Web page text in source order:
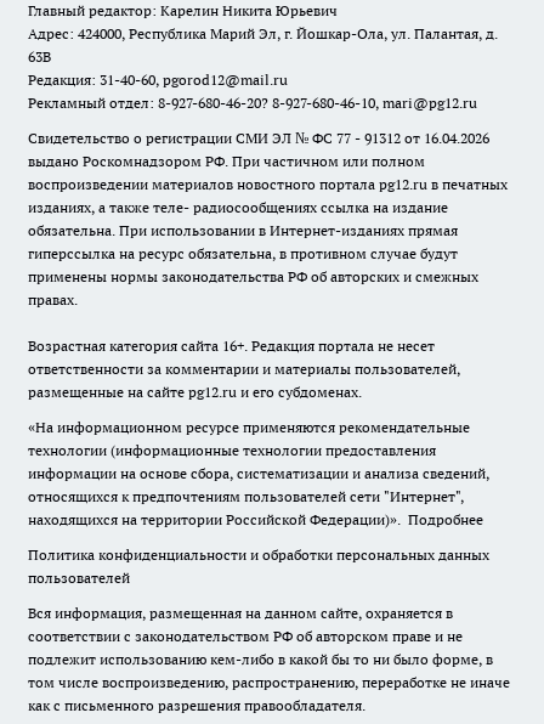
Главный редактор: Карелин Никита Юрьевич
Адрес: 424000, Республика Марий Эл, г. Йошкар-Ола, ул. Палантая, д.
63В
Редакция: 31-40-60, pgorod12@mail.ru
Рекламный отдел: 8-927-680-46-20? 8-927-680-46-10, mari@pg12.ru
Свидетельство о регистрации СМИ ЭЛ № ФС 77 - 91312 от 16.04.2026
выдано Роскомнадзором РФ. При частичном или полном
воспроизведении материалов новостного портала pg12.ru в печатных
изданиях, а также теле- радиосообщениях ссылка на издание
обязательна. При использовании в Интернет-изданиях прямая
гиперссылка на ресурс обязательна, в противном случае будут
применены нормы законодательства РФ об авторских и смежных
правах.
Возрастная категория сайта 16+. Редакция портала не несет
ответственности за комментарии и материалы пользователей,
размещенные на сайте pg12.ru и его субдоменах.
«На информационном ресурсе применяются рекомендательные
технологии (информационные технологии предоставления
информации на основе сбора, систематизации и анализа сведений,
относящихся к предпочтениям пользователей сети "Интернет",
находящихся на территории Российской Федерации)». Подробнее
Политика конфиденциальности и обработки персональных данных
пользователей
Вся информация, размещенная на данном сайте, охраняется в
соответствии с законодательством РФ об авторском праве и не
подлежит использованию кем-либо в какой бы то ни было форме, в
том числе воспроизведению, распространению, переработке не иначе
как с письменного разрешения правообладателя.